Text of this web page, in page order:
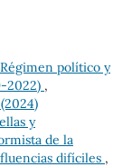
Régimen político y
2022) ,
y
de la
difíciles ,